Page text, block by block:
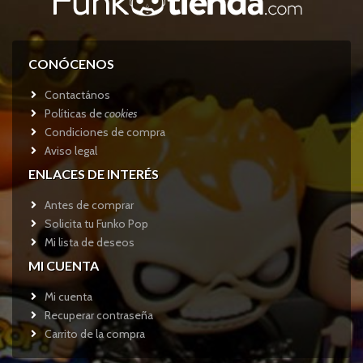
CONÓCENOS
Contactános
Políticas decookies
Condiciones de compra
Aviso legal
ENLACES DE INTERÉS
Antes de comprar
Solicita tu Funko Pop
Mi lista de deseos
MI CUENTA
Mi cuenta
Recuperar contraseña
Carrito de la compra